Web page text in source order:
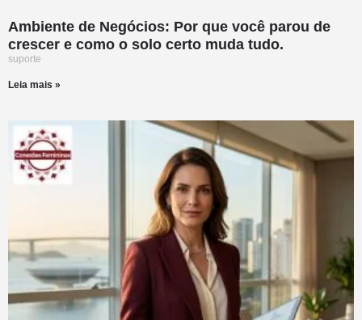
Ambiente de Negócios: Por que você parou de
crescer e como o solo certo muda tudo.
suporte
Leia mais »